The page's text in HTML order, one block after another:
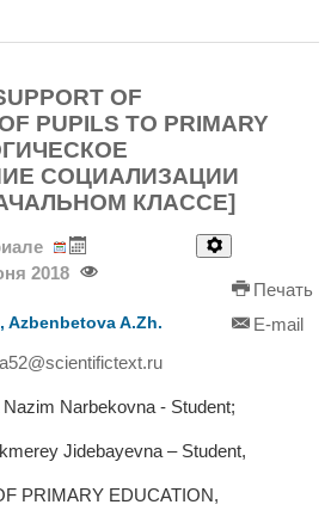
OF
PUPILS TO PRIMARY
СОЦИАЛИЗАЦИИ
КЛАССЕ]
Печать
E-mail
2018
Azbenbetova A.Zh.
Narbekovna - Student;
Jidebayevna – Student,
PRIMARY EDUCATION,